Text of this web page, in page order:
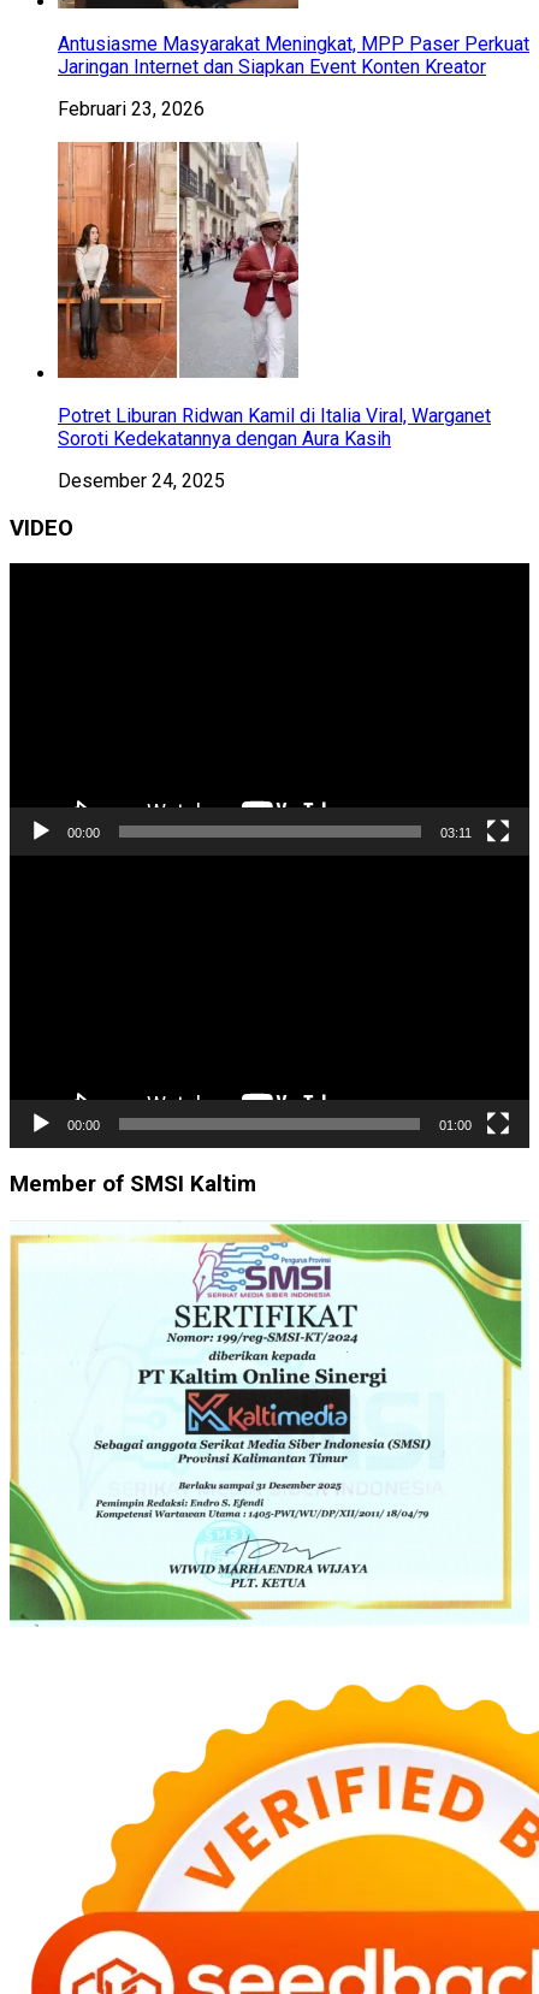
Antusiasme Masyarakat Meningkat, MPP Paser Perkuat
Jaringan Internet dan Siapkan Event Konten Kreator
Februari 23, 2026
Potret Liburan Ridwan Kamil di Italia Viral, Warganet
Soroti Kedekatannya dengan Aura Kasih
Desember 24, 2025
VIDEO
00:00 03:11
00:00 01:00
Member of SMSI Kaltim